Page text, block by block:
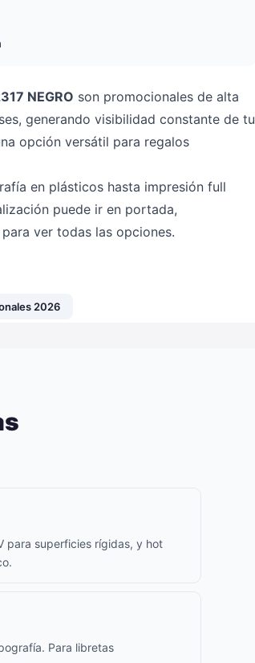
NEGRO son promocionales de alta
generando visibilidad constante de tu
opción versátil para regalos
en plásticos hasta impresión full
puede ir en portada,
para ver todas las opciones.
2026
para superficies rígidas, y hot
Para libretas